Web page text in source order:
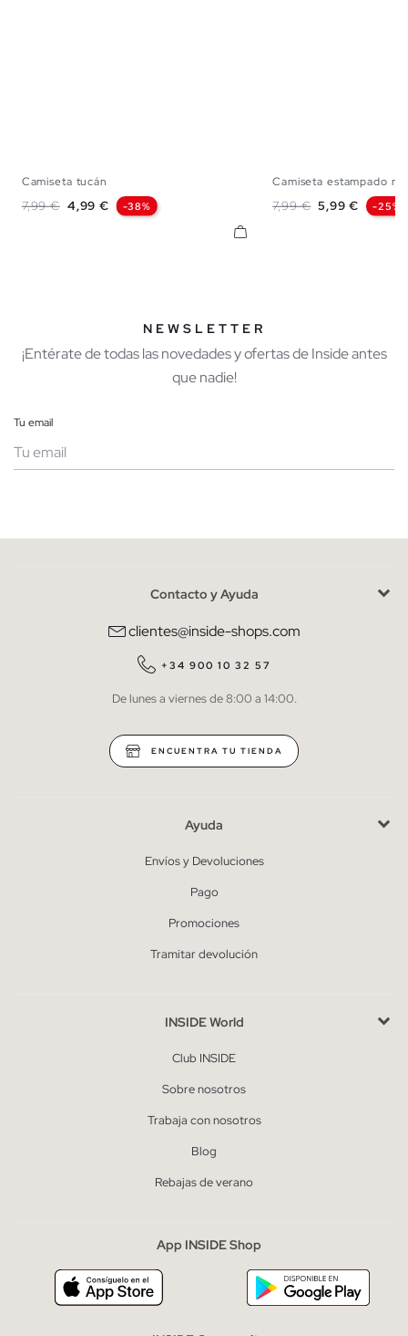
Camiseta tucán
Precio base
7,99 € Precio
4,99 € -38%
S
Camiseta estampado
Precio base
7,99 € Precio
5,99 € -25%
NEWSLETTER
¡Entérate de todas las novedades y ofertas de Inside antes
que nadie!
Tu email
He leído y entiendo lapolítica de privacidad
QUIERO SUSCRIBIRME
* Puedes cancelar la suscripción en cualquier momento.
Contacto y Ayuda
clientes@inside-shops.com
+34 900 10 32 57
De lunes a viernes de 8:00 a 14:00.
ENCUENTRA TU TIENDA
Ayuda
Envíos y Devoluciones
Pago
Promociones
Tramitar devolución
INSIDE World
Club INSIDE
Sobre nosotros
Trabaja con nosotros
Blog
Rebajas de verano
App INSIDE Shop